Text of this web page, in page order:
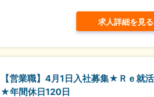
求人詳細を見る
【営業職】4月1日入社募集★Ｒｅ就
★年間休日120日